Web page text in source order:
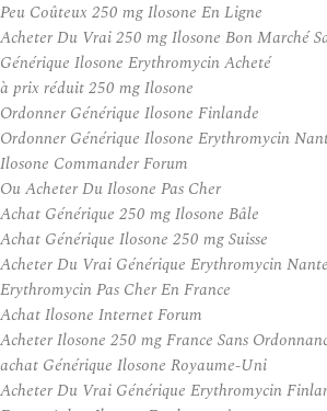
Peu Coûteux 250 mg Ilosone En Ligne
Acheter Du Vrai 250 mg Ilosone Bon Marché
Générique Ilosone Erythromycin Acheté
à prix réduit 250 mg Ilosone
Ordonner Générique Ilosone Finlande
Ordonner Générique Ilosone Erythromycin
Ilosone Commander Forum
Ou Acheter Du Ilosone Pas Cher
Achat Générique 250 mg Ilosone Bâle
Achat Générique Ilosone 250 mg Suisse
Acheter Du Vrai Générique Erythromycin
Erythromycin Pas Cher En France
Achat Ilosone Internet Forum
Acheter Ilosone 250 mg France Sans
achat Générique Ilosone Royaume-Uni
Acheter Du Vrai Générique Erythromycin